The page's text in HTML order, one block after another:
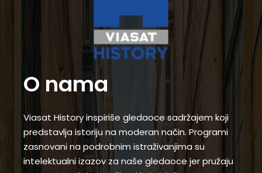
O nama
Viasat History inspiriše gledaoce sadržajem koji
predstavlja istoriju na moderan način. Programi
zasnovani na podrobnim istraživanjima su
intelektualni izazov za naše gledaoce jer pružaju